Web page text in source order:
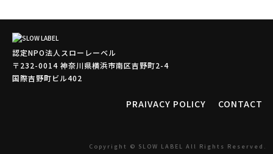
認定NPO法人スローレーベル
〒232-0014 神奈川県横浜市南区吉野町2-4
国際吉野町ビル402
PRAIVACY POLICY CONTACT
Copyright © SLOW LABEL All Rights Reserved.